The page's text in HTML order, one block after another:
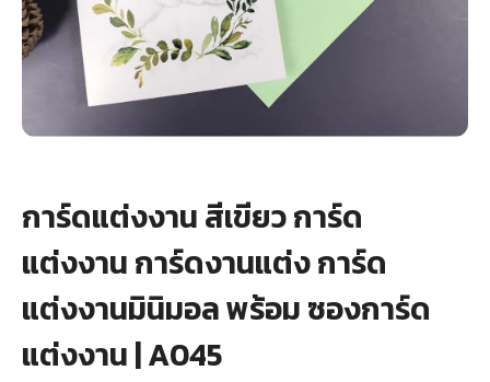
รับพิมพ์หน้าซอง
Wax Seal Sticker | สติกเกอร์ตราครั่งปิดซอง
การ์ดแต่งงานออนไลน์
เกี่ยวกับเรา
บทความ
การ์ดแต่งงาน สีเขียว การ์ด
แต่งงาน การ์ดงานแต่ง การ์ด
แต่งงานมินิมอล พร้อม ซองการ์ด
แต่งงาน | A045